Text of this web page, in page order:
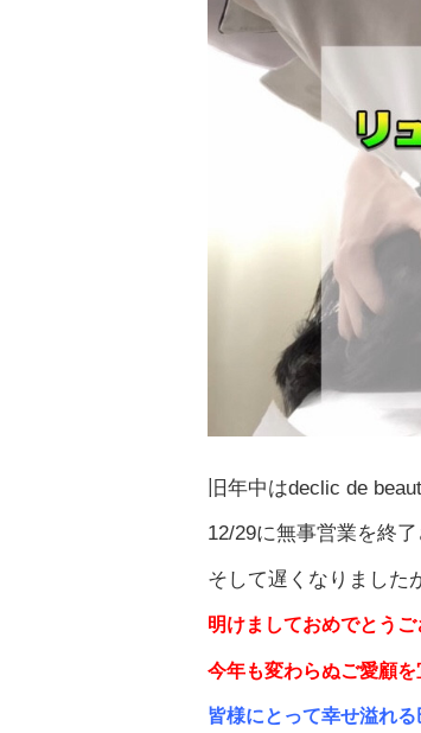
旧年中はdeclic de
12/29に無事営業を終
そして遅くなりました
明けましておめでとう
今年も変わらぬご愛顧
皆様にとって幸せ溢れる